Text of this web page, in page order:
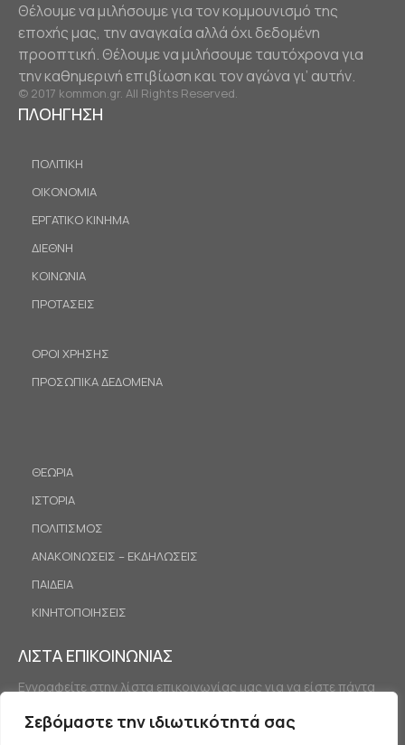
Σεβόμαστε την ιδιωτικότητά σας
Θέλουμε να μιλήσουμε για τον κομμουνισμό της
εποχής μας, την αναγκαία αλλά όχι δεδομένη
προοπτική. Θέλουμε να μιλήσουμε ταυτόχρονα για
την καθημερινή επιβίωση και τον αγώνα γι’ αυτήν.
© 2017 kommon.gr. All Rights Reserved.
ΠΛΟΗΓΗΣΗ
ΠΟΛΙΤΙΚΗ
ΟΙΚΟΝΟΜΙΑ
ΕΡΓΑΤΙΚΟ ΚΙΝΗΜΑ
ΔΙΕΘΝΗ
ΚΟΙΝΩΝΙΑ
ΠΡΟΤΑΣΕΙΣ
ΟΡΟΙ ΧΡΗΣΗΣ
ΠΡΟΣΩΠΙΚΑ ΔΕΔΟΜΕΝΑ
ΘΕΩΡΙΑ
ΙΣΤΟΡΙΑ
ΠΟΛΙΤΙΣΜΟΣ
ΑΝΑΚΟΙΝΩΣΕΙΣ – ΕΚΔΗΛΩΣΕΙΣ
ΠΑΙΔΕΙΑ
ΚΙΝΗΤΟΠΟΙΗΣΕΙΣ
ΛΙΣΤΑ ΕΠΙΚΟΙΝΩΝΙΑΣ
Εγγραφείτε στην λίστα επικοινωνίας μας για να είστε πάντα